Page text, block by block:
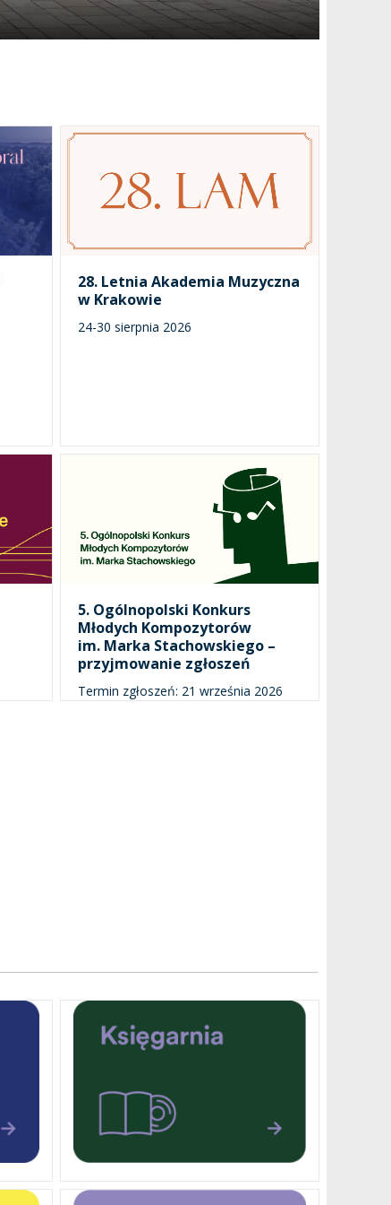
28. Letnia Akademia Muzyczna
w Krakowie
24-30 sierpnia 2026
5. Ogólnopolski Konkurs
Młodych Kompozytorów
im. Marka Stachowskiego –
przyjmowanie zgłoszeń
Termin zgłoszeń: 21 września 2026